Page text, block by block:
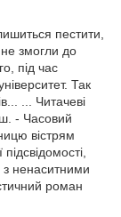
пестити,
змогли до
під час
Так
... Читачеві
- Часовий
вістрям
з ненаситними
роман